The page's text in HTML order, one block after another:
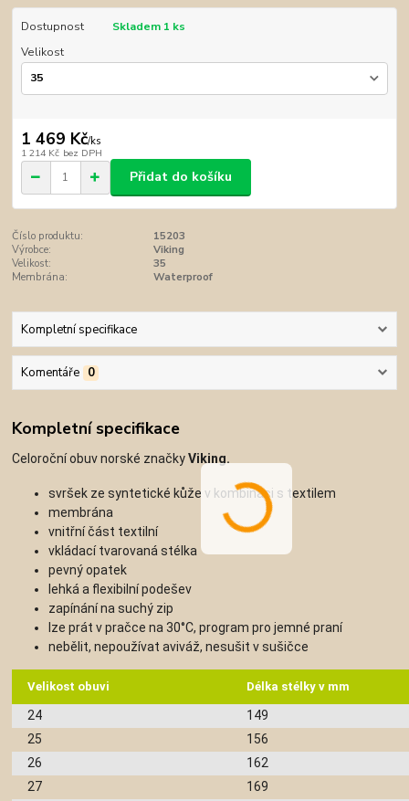
Dostupnost
Skladem 1 ks
Velikost
1 469 Kč/ks
1 214 Kč bez DPH
Přidat do košíku
Číslo produktu:
15203
Výrobce:
Viking
Velikost:
35
Membrána:
Waterproof
Kompletní specifikace
Komentáře 0
Kompletní specifikace
Celoroční obuv norské značkyViking.
svršek ze syntetické kůže v kombinaci s textilem
membrána
vnitřní část textilní
vkládací tvarovaná stélka
pevný opatek
lehká a flexibilní podešev
zapínání na suchý zip
lze prát v pračce na 30°C, program pro jemné praní
nebělit, nepoužívat aviváž, nesušit v sušičce
Velikost obuvi Délka stélky v mm
24
149
25
156
26
162
27
169